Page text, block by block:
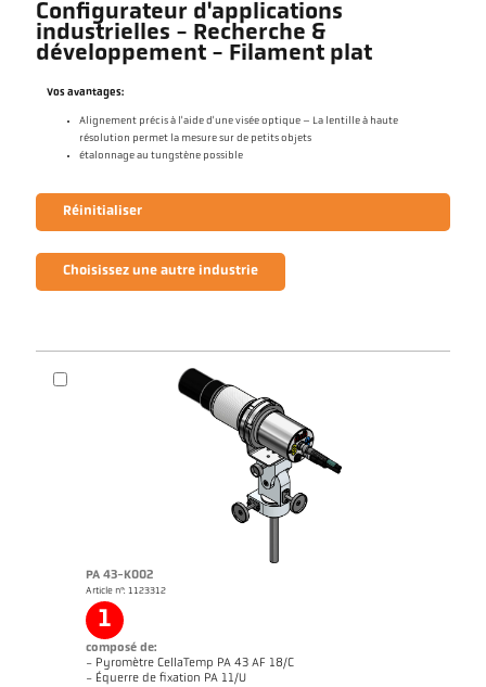
Configurateur d'applications
industrielles - Recherche &
développement - Filament plat
Vos avantages:
Alignement précis à l'aide d'une visée optique – La lentille à haute
résolution permet la mesure sur de petits objets
étalonnage au tungstène possible
Réinitialiser
Choisissez une autre industrie
PA 43-K002
Article n°: 1123312
1
composé de:
- Pyromètre CellaTemp PA 43 AF 18/C
- Équerre de fixation PA 11/U